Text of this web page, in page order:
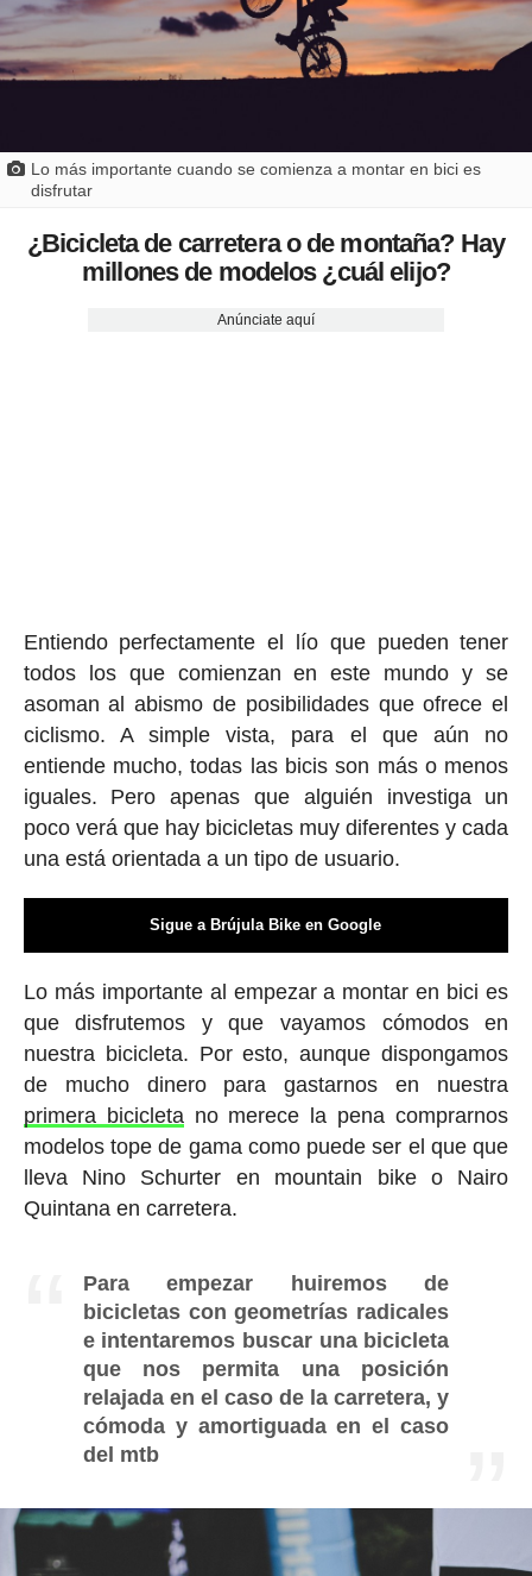
Lo más importante cuando se comienza a montar en bici es
disfrutar
¿Bicicleta de carretera o de montaña? Hay
millones de modelos ¿cuál elijo?
Anúnciate aquí
Entiendo perfectamente el lío que pueden tener
todos los que comienzan en este mundo y se
asoman al abismo de posibilidades que ofrece el
ciclismo. A simple vista, para el que aún no
entiende mucho, todas las bicis son más o menos
iguales. Pero apenas que alguién investiga un
poco verá que hay bicicletas muy diferentes y cada
una está orientada a un tipo de usuario.
Sigue a Brújula Bike en Google
Lo más importante al empezar a montar en bici es
que disfrutemos y que vayamos cómodos en
nuestra bicicleta. Por esto, aunque dispongamos
de mucho dinero para gastarnos en nuestra
primera bicicletano merece la pena comprarnos
modelos tope de gama como puede ser el que que
lleva Nino Schurter en mountain bike o Nairo
Quintana en carretera.
Para empezar huiremos de
bicicletas con geometrías radicales
e intentaremos buscar una bicicleta
que nos permita una posición
relajada en el caso de la carretera, y
cómoda y amortiguada en el caso
del mtb